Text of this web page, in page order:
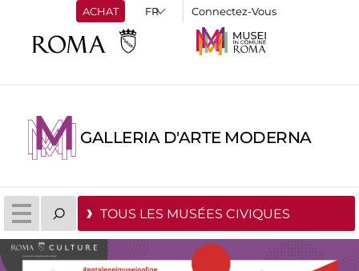
ACHAT Connectez-Vous
GALLERIA D'ARTE MODERNA
TOUS LES MUSÉES CIVIQUES